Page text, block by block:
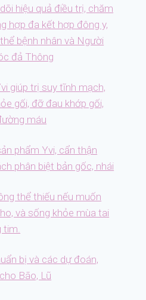
hiệu quả điều trị, chăm
hợp đa kết hợp đông y,
bệnh nhân và Người
đả Thông
giúp trị suy tĩnh mạch,
gối, đỡ đau khớp gối,
máu
phẩm Yvi, cẩn thận
phân biệt bản gốc, nhái
thể thiếu nếu muốn
và sống khỏe mùa tai
tim.
bị và các dự đoán,
Bão, Lũ